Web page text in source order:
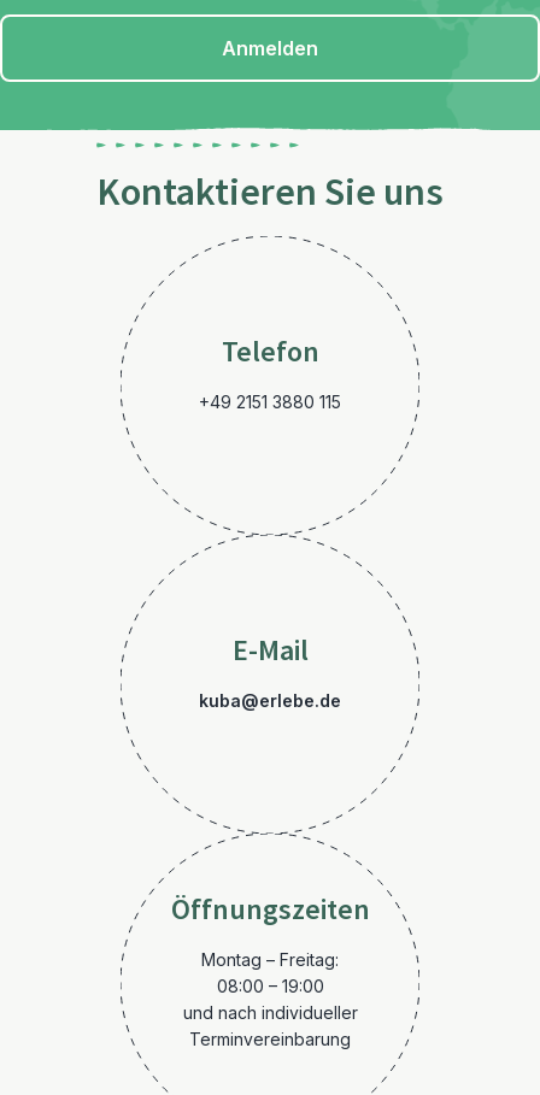
Anmelden
Kontaktieren Sie uns
Telefon
+49 2151 3880 115
E-Mail
kuba@erlebe.de
Öffnungszeiten
Montag – Freitag:
08:00 – 19:00
und nach individueller
Terminvereinbarung